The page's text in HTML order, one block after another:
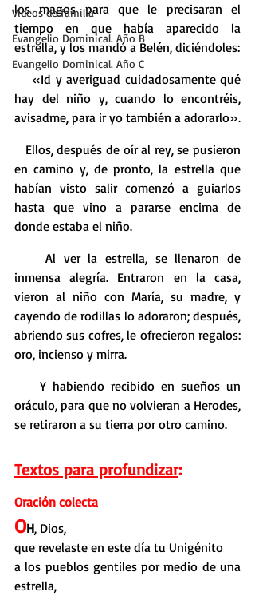
Vídeos de familia
Evangelio Dominical. Año B
Evangelio Dominical. Año C
los magos para que le precisaran el
tiempo en que había aparecido la
estrella, y los mandó a Belén, diciéndoles:
hay del niño y, cuando lo encontréis,
avisadme, para ir yo también a adorarlo».
en camino y, de pronto, la estrella que
habían visto salir comenzó a guiarlos
hasta que vino a pararse encima de
donde estaba el niño.
inmensa alegría. Entraron en la casa,
vieron al niño con María, su madre, y
cayendo de rodillas lo adoraron; después,
abriendo sus cofres, le ofrecieron regalos:
oro, incienso y mirra.
oráculo, para que no volvieran a Herodes,
se retiraron a su tierra por otro camino.
Textos para profundizar:
Oración colecta
OH, Dios,
que revelaste en este día tu Unigénito
a los pueblos gentiles por medio de una
estrella,